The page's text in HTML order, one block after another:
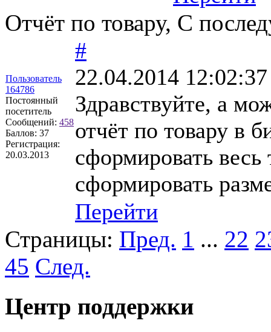
Отчёт по товару, С
Пользователь
164786
Постоянный
посетитель
Сообщений: 458
Баллов: 37
Регистрация:
20.03.2013
#
22.04.2014 12:02:37
Здравствуйте, а
отчёт по товару в
сформировать
сформировать
Перейти
Страницы: Пред. 1 ... 22
45 След.
Центр поддержки